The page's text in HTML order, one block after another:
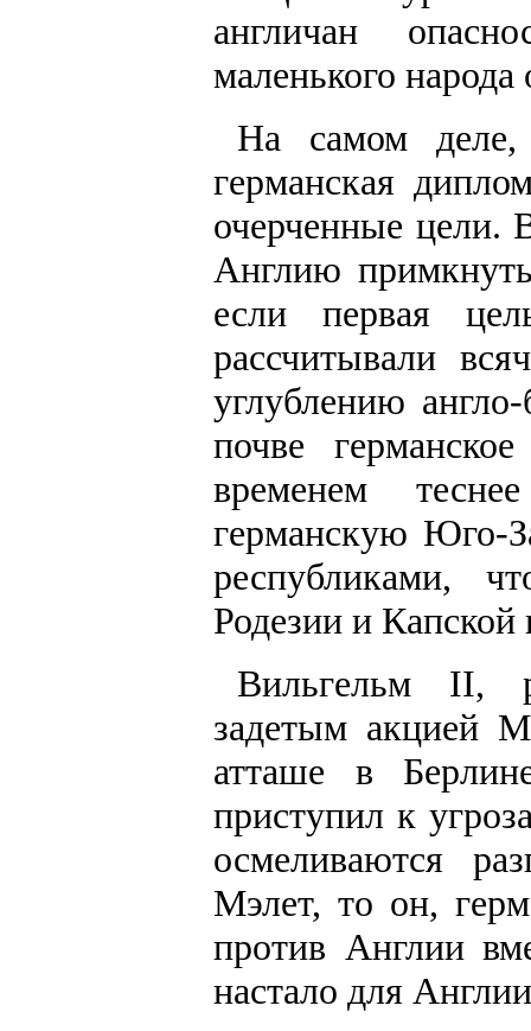
англичан
маленького
На самом деле,
германская
очерченные цели.
Англию
если первая
рассчитывали
углублению
почве
временем
германскую Юго-
республиками,
Родезии и Капской
Вильгельм II,
задетым акцией
атташе в
приступил к
осмеливаются
Мэлет, то он,
против Англии
настало для